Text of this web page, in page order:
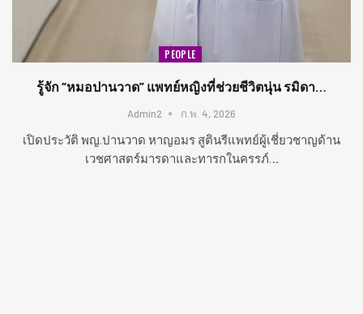
PEOPLE
รู้จัก “หมอปานวาด” แพทย์หญิงที่ช่วยชีวิตนุ่น รมิดา…
Admin2 ก.พ. 4, 2026
เปิดประวัติ พญ.ปานวาด หาญอมร สูตินรีแพทย์ผู้เชี่ยวชาญด้าน
เวชศาสตร์มารดาและทารกในครรภ์…